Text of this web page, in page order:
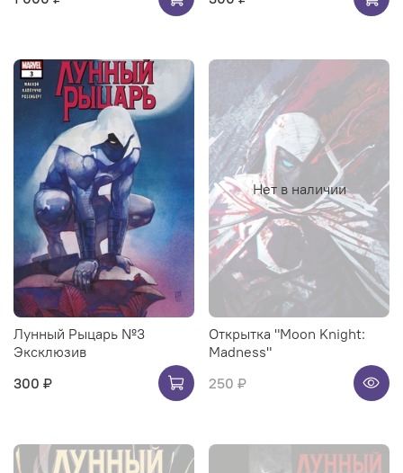
Лунный Рыцарь №3
Эксклюзив
300 ₽
Нет в наличии
Открытка "Moon Knight:
Madness"
250 ₽